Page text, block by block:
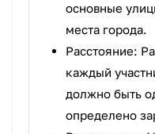
основные
места города.
Расстояние:
каждый
должно быть
определено